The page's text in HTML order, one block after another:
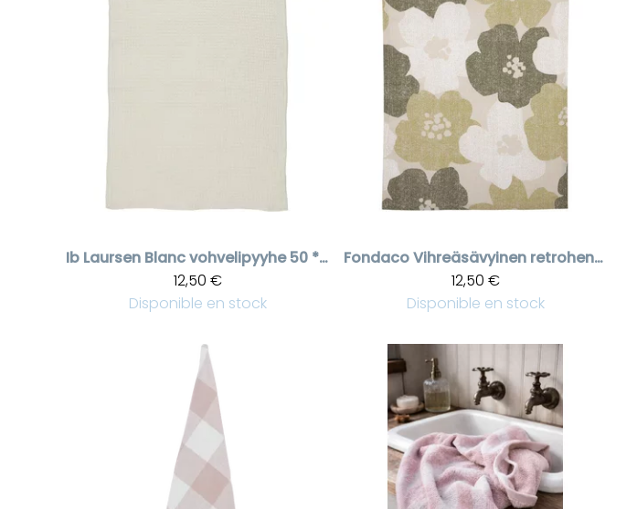
Ib Laursen
Blanc vohvelipyyhe 50 * 70 cm
12,50 €
Disponible en stock
Fondaco
Vihreäsävyinen retrohenkinen kukallinen keittiöpyyhe
12,50 €
Disponible en stock